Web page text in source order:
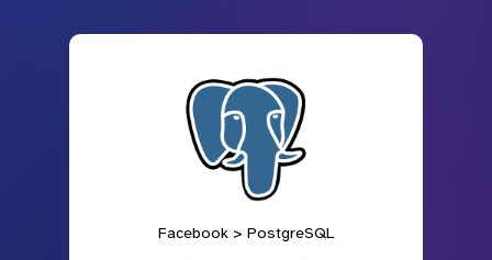
Facebook > PostgreSQL